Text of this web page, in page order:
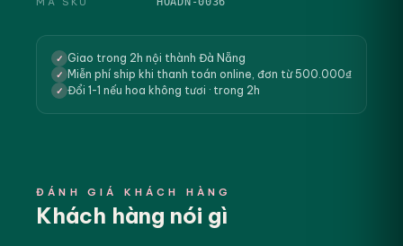
✓ Giao trong 2h nội thành Đà Nẵng
✓ Miễn phí ship khi thanh toán online, đơn từ 500.000₫
✓ Đổi 1-1 nếu hoa không tươi · trong 2h
ĐÁNH GIÁ KHÁCH HÀNG
Khách hàng nói gì